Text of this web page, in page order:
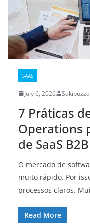
SAAS
July 6, 2026
7 Práticas
Operations
de SaaS B2B
O mercado de
muito rápido. Por
processos claros.
Read More